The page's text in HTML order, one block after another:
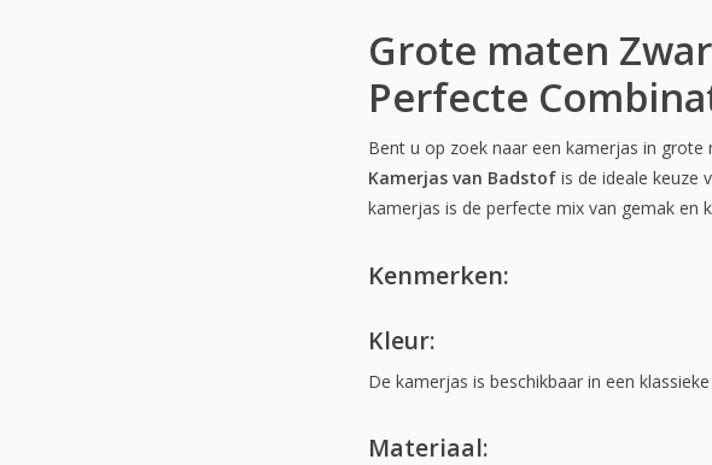
Grote maten
Perfecte
Bent u op zoek naar een kamerjas in
Kamerjas van Badstofis de ideale keuze
kamerjas is de perfecte mix van gemak en
Kenmerken:
Kleur:
De kamerjas is beschikbaar in een
Materiaal: